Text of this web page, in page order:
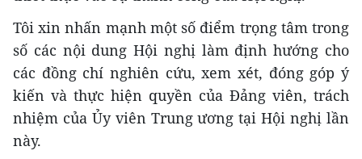
Tôi xin nhấn mạnh một số điểm trọng tâm trong
số các nội dung Hội nghị làm định hướng cho
các đồng chí nghiên cứu, xem xét, đóng góp ý
kiến và thực hiện quyền của Đảng viên, trách
nhiệm của Ủy viên Trung ương tại Hội nghị lần
này.